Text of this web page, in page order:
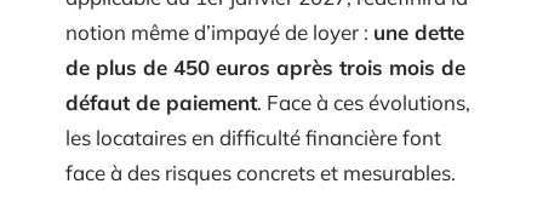
notion même d’impayé de loyer : une dette
de plus de 450 euros après trois mois de
défaut de paiement. Face à ces évolutions,
les locataires en difficulté financière font
face à des risques concrets et mesurables.